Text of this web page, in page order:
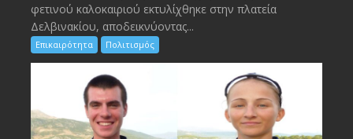
φετινού καλοκαιριού εκτυλίχθηκε στην πλατεία
Δελβινακίου, αποδεικνύοντας...
Επικαιρότητα Πολιτισμός